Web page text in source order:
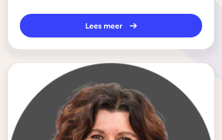
Lees meer